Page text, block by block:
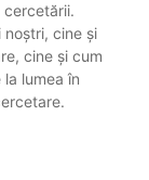
cercetării.
cine și
cine și cum
lumea în